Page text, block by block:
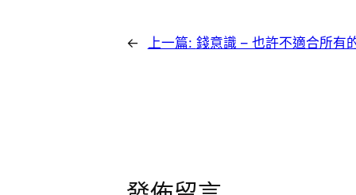
← 上一篇: 錢意識 – 也許不適合所有